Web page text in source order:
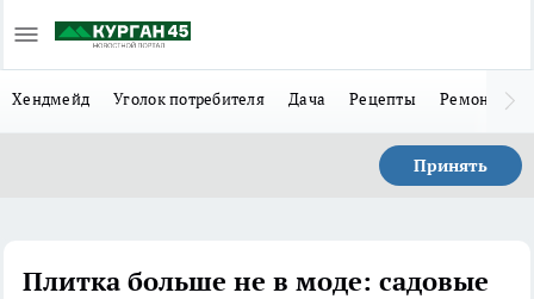
Хендмейд Уголок потребителя Дача Рецепты Ремонт
Принять
Плитка больше не в моде: садовые